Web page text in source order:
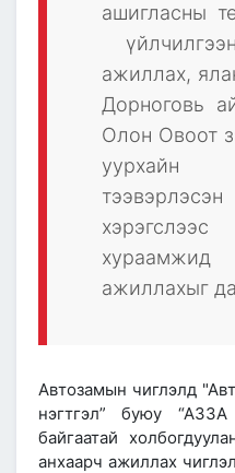
ашигласны
ажиллах,
Дорноговь
Олон Овоот
уурхайн
ажиллахыг
Автозамын чиглэлд
нэгтгэл” буюу “АЗЗА
байгаатай
анхаарч ажиллах